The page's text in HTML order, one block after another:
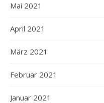
Mai 2021
April 2021
März 2021
Februar 2021
Januar 2021